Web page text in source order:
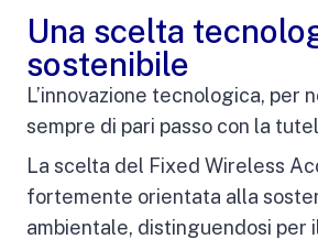
Una scelta
sostenibile
L’innovazione tecnologica, per
sempre di pari passo con la
La scelta del Fixed Wireless
fortemente orientata alla
ambientale, distinguendosi per